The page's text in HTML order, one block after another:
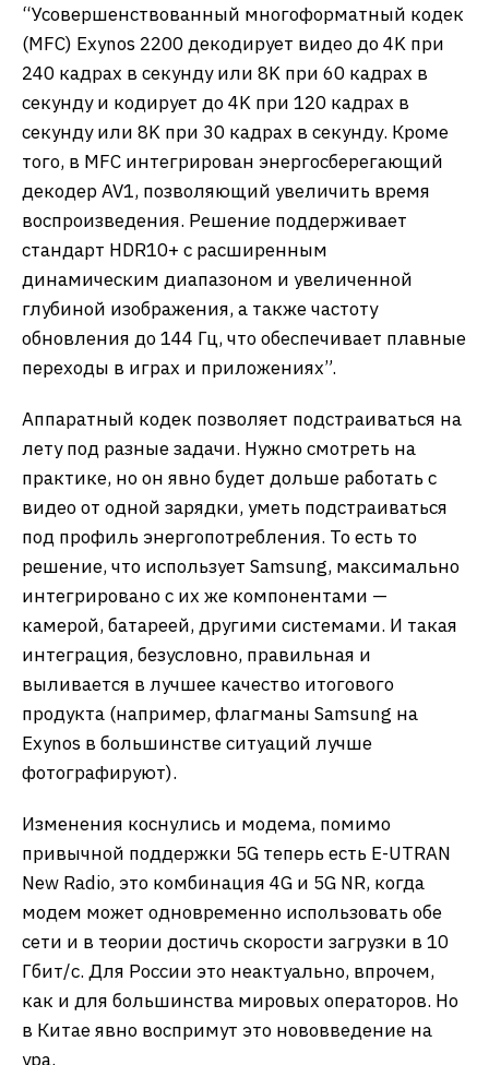
“Усовершенствованный многоформатный кодек
(MFC) Exynos 2200 декодирует видео до 4K при
240 кадрах в секунду или 8K при 60 кадрах в
секунду и кодирует до 4K при 120 кадрах в
секунду или 8K при 30 кадрах в секунду. Кроме
того, в MFC интегрирован энергосберегающий
декодер AV1, позволяющий увеличить время
воспроизведения. Решение поддерживает
стандарт HDR10+ с расширенным
динамическим диапазоном и увеличенной
глубиной изображения, а также частоту
обновления до 144 Гц, что обеспечивает плавные
переходы в играх и приложениях”.
Аппаратный кодек позволяет подстраиваться на
лету под разные задачи. Нужно смотреть на
практике, но он явно будет дольше работать с
видео от одной зарядки, уметь подстраиваться
под профиль энергопотребления. То есть то
решение, что использует Samsung, максимально
интегрировано с их же компонентами —
камерой, батареей, другими системами. И такая
интеграция, безусловно, правильная и
выливается в лучшее качество итогового
продукта (например, флагманы Samsung на
Exynos в большинстве ситуаций лучше
фотографируют).
Изменения коснулись и модема, помимо
привычной поддержки 5G теперь есть E-UTRAN
New Radio, это комбинация 4G и 5G NR, когда
модем может одновременно использовать обе
сети и в теории достичь скорости загрузки в 10
Гбит/с. Для России это неактуально, впрочем,
как и для большинства мировых операторов. Но
в Китае явно воспримут это нововведение на
ура.